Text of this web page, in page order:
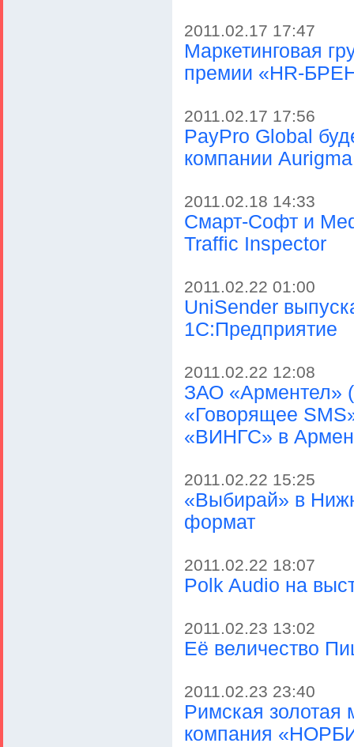
2011.02.17 17:47
Маркетинговая
премии «HR-
2011.02.17 17:56
PayPro Global
компании Aurigma
2011.02.18 14:33
Смарт-Софт и
Traffic Inspector
2011.02.22 01:00
UniSender
1C:Предприятие
2011.02.22 12:08
ЗАО «Арментел»
«Говорящее
«ВИНГС» в
2011.02.22 15:25
«Выбирай» в
формат
2011.02.22 18:07
Polk Audio на
2011.02.23 13:02
Eё величество
2011.02.23 23:40
Римская золотая
компания